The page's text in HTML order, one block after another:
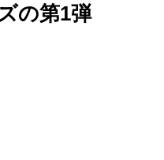
の第1弾